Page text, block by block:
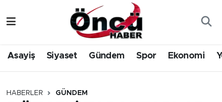
Asayiş Siyaset Gündem Spor Ekonomi
HABERLER GÜNDEM
Gündem
Sağlık & Çevre
Düzce Nöbetçi Eczaneler
Düzce Hava Durumu
Düzce Namaz Vakitleri